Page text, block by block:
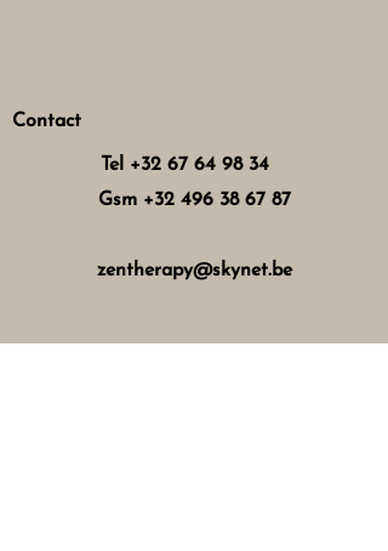
Contact
Tel +32 67 64 98 34
Gsm +32 496 38 67 87
zentherapy@skynet.be